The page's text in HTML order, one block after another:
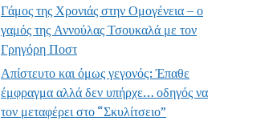
Γάμος της Χρονιάς στην Ομογένεια – ο
γαμός της Αννούλας Τσουκαλά με τον
Γρηγόρη Ποστ
Απίστευτο και όμως γεγονός: Έπαθε
έμφραγμα αλλά δεν υπήρχε… οδηγός να
τον μεταφέρει στο “Σκυλίτσειο”